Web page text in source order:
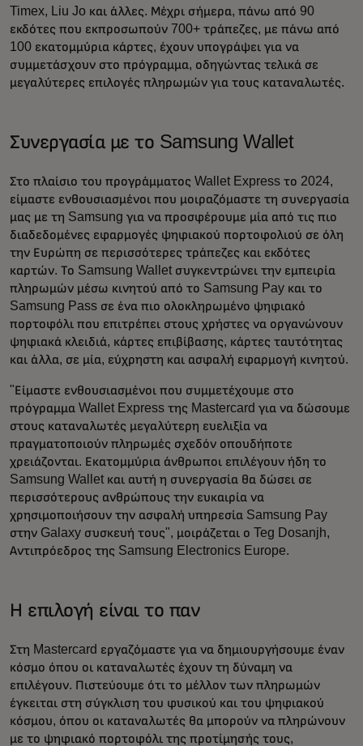
Timex, Liu Jo και άλλες. Μέχρι σήμερα, πάνω από 90
εκδότες που εκπροσωπούν 700+ τράπεζες, με πάνω από
100 εκατομμύρια κάρτες, έχουν υπογράψει για να
συμμετάσχουν στο πρόγραμμα, οδηγώντας τελικά σε
μεγαλύτερες επιλογές πληρωμών για τους καταναλωτές.
Συνεργασία με το Samsung Wallet
Στο πλαίσιο του προγράμματος Wallet Express το 2024,
είμαστε ενθουσιασμένοι που μοιραζόμαστε τη συνεργασία
μας με τη Samsung για να προσφέρουμε μία από τις πιο
διαδεδομένες εφαρμογές ψηφιακού πορτοφολιού σε όλη
την Ευρώπη σε περισσότερες τράπεζες και εκδότες
καρτών. Το Samsung Wallet συγκεντρώνει την εμπειρία
πληρωμών μέσω κινητού από το Samsung Pay και το
Samsung Pass σε ένα πιο ολοκληρωμένο ψηφιακό
πορτοφόλι που επιτρέπει στους χρήστες να οργανώνουν
ψηφιακά κλειδιά, κάρτες επιβίβασης, κάρτες ταυτότητας
και άλλα, σε μία, εύχρηστη και ασφαλή εφαρμογή κινητού.
"Είμαστε ενθουσιασμένοι που συμμετέχουμε στο
πρόγραμμα Wallet Express της Mastercard για να δώσουμε
στους καταναλωτές μεγαλύτερη ευελιξία να
πραγματοποιούν πληρωμές σχεδόν οπουδήποτε
χρειάζονται. Εκατομμύρια άνθρωποι επιλέγουν ήδη το
Samsung Wallet και αυτή η συνεργασία θα δώσει σε
περισσότερους ανθρώπους την ευκαιρία να
χρησιμοποιήσουν την ασφαλή υπηρεσία Samsung Pay
στην Galaxy συσκευή τους", μοιράζεται ο Teg Dosanjh,
Αντιπρόεδρος της Samsung Electronics Europe.
Η επιλογή είναι το παν
Στη Mastercard εργαζόμαστε για να δημιουργήσουμε έναν
κόσμο όπου οι καταναλωτές έχουν τη δύναμη να
επιλέγουν. Πιστεύουμε ότι το μέλλον των πληρωμών
έγκειται στη σύγκλιση του φυσικού και του ψηφιακού
κόσμου, όπου οι καταναλωτές θα μπορούν να πληρώνουν
με το ψηφιακό πορτοφόλι της προτίμησής τους,